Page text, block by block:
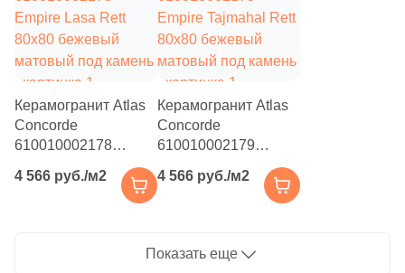
7x80 ( 4 )
7.2x59 (11)
7.2x45 (8
8x36 (18)
8x39.8 (
Керамогранит Atlas
Concorde
610010002178
80x80 бежевый
матовый под камень
4 566 руб./м2
Керамогранит Atlas
Concorde
610010002179
Empire Tajmahal Rett
80x80 бежевый
матовый под камень
4 566 руб./м2
Показать еще